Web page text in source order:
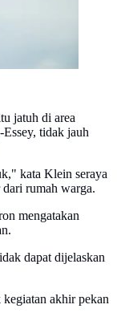
jatuh di area
tidak jauh
kata Klein seraya
dari rumah warga.
mengatakan
dapat dijelaskan
akhir pekan